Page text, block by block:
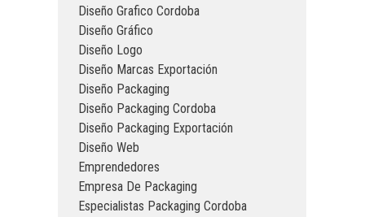
Diseño Grafico Cordoba
Diseño Gráfico
Diseño Logo
Diseño Marcas Exportación
Diseño Packaging
Diseño Packaging Cordoba
Diseño Packaging Exportación
Diseño Web
Emprendedores
Empresa De Packaging
Especialistas Packaging Cordoba